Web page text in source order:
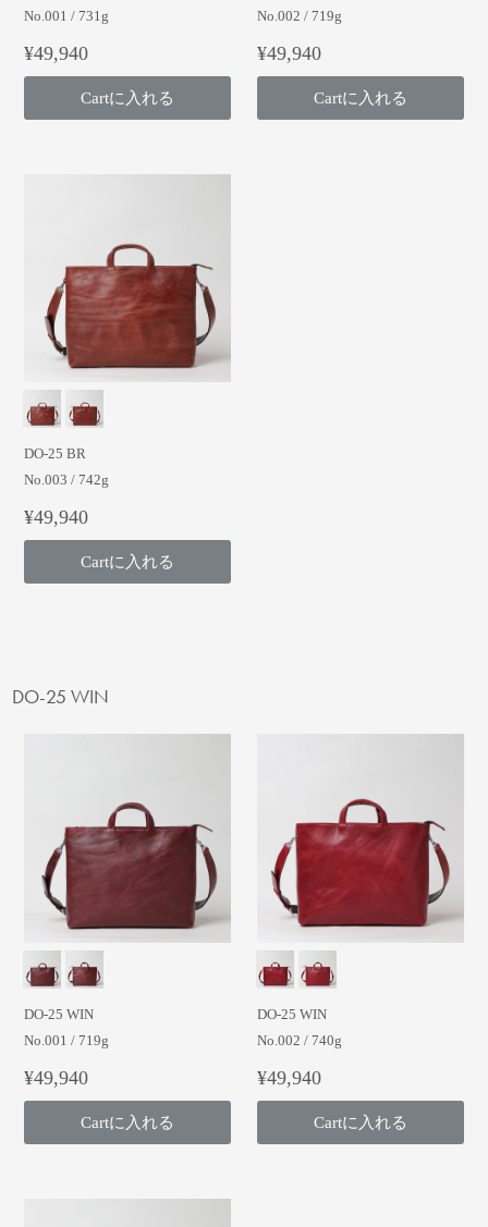
No.001 / 731g
¥49,940
Cartに入れる
No.002 / 719g
¥49,940
Cartに入れる
DO-25 BR
No.003 / 742g
¥49,940
Cartに入れる
DO-25 WIN
DO-25 WIN
No.001 / 719g
¥49,940
Cartに入れる
DO-25 WIN
No.002 / 740g
¥49,940
Cartに入れる